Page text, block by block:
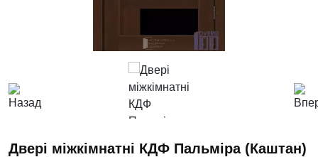
Двері міжкімнатні КДФ Пальміра (Каштан)